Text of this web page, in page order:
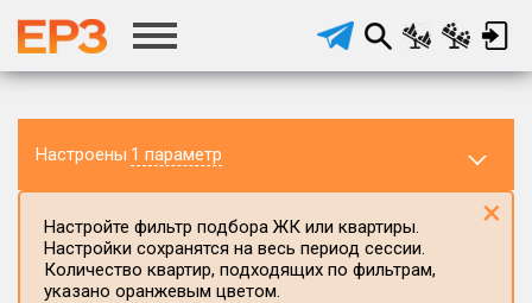
Настроены 1 параметр
Настройте фильтр подбора ЖК или квартиры.
Настройки сохранятся на весь период сессии.
Количество квартир, подходящих по фильтрам,
указано оранжевым цветом.
×